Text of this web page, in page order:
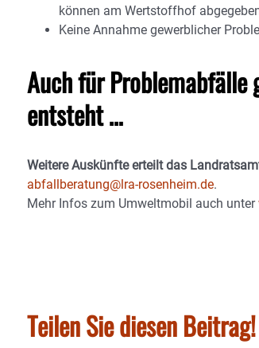
können am Wertstoffhof
Keine Annahme gewerblicher
Auch für
entsteht …
Weitere Auskünfte erteilt das
abfallberatung@lra-rosenheim.de.
Mehr Infos zum Umweltmobil auch unter
Teilen Sie diesen Beitrag!